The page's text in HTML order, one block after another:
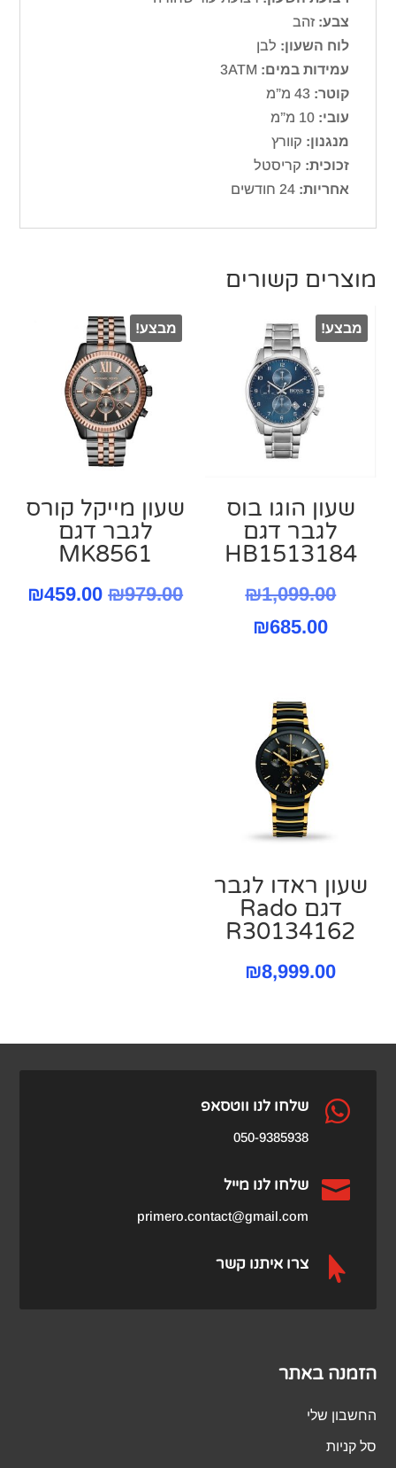
צבע: זהב
לוח השעון: לבן
עמידות במים:
קוטר:
עובי:10 מ”מ
מנגנון: קוורץ
זכוכית: קריסטל
אחריות: 24 חודשים
מוצרים קשורים
מבצע!
שעון הוגו בוס
לגבר דגם
HB1513184
₪1,099.00
המחיר
₪685.00
מבצע!
שעון מייקל קורס
‏לגבר דגם
MK8561
₪979.00
המחיר₪459.00
שעון ראדו לגבר
דגם Rado
R30134162
₪8,999.00
 שלחו לנו ווטסאפ
050-9385938
 שלחו לנו מייל
primero.contact@gmail.com
 צרו איתנו קשר
הזמנה באתר
החשבון שלי
סל קניות